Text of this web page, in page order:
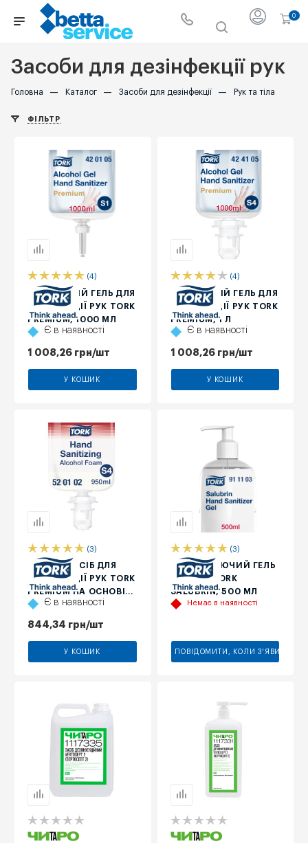
0
Засоби для дезінфекції рук
Головна — Каталог — Засоби для дезінфекції — Рук та тіла
ФІЛЬТР
(4)
СПИРТОВИЙ ГЕЛЬ ДЛЯ
ДЕЗІНФЕКЦІЇ РУК TORK
PREMIUM, 1000 МЛ
Є в наявності
1 008,26 грн/шт
У КОШИК
(4)
СПИРТОВИЙ ГЕЛЬ ДЛЯ
ДЕЗІНФЕКЦІЇ РУК TORK
PREMIUM, 1 Л
Є в наявності
1 008,26грн/шт
У КОШИК
(3)
ПІННИЙ ЗАСІБ ДЛЯ
ДЕЗІНФЕКЦІЇ РУК TORK
PREMIUM НА ОСНОВІ
СПИРТУ, 950 МЛ
Є в наявності
844,34 грн/шт
У КОШИК
(3)
ДЕЗІНФІКУЮЧИЙ ГЕЛЬ
ДЛЯ РУК TORK
SALUBRIN, 500 МЛ
Немає в наявності
ПОВІДОМИТИ, КОЛИ З'ЯВИТЬСЯ
ЗАСІБ
ЗАСІБ